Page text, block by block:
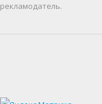
рекламодатель.